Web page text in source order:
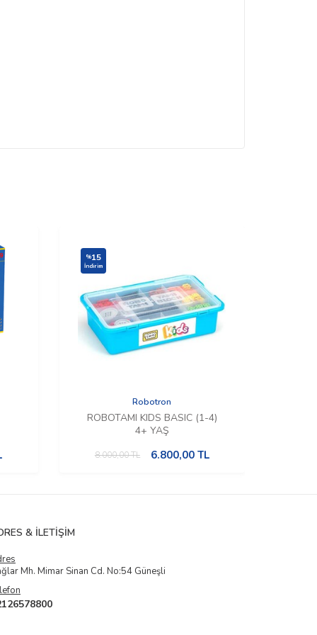
%15
İndirim
Robotron
ROBOTAMI KIDS BASIC (1-4)
4+ YAŞ
8.000,00TL 6.800,00TL
& İLETIŞIM
Mh. Mimar Sinan Cd. No:54 Güneşli